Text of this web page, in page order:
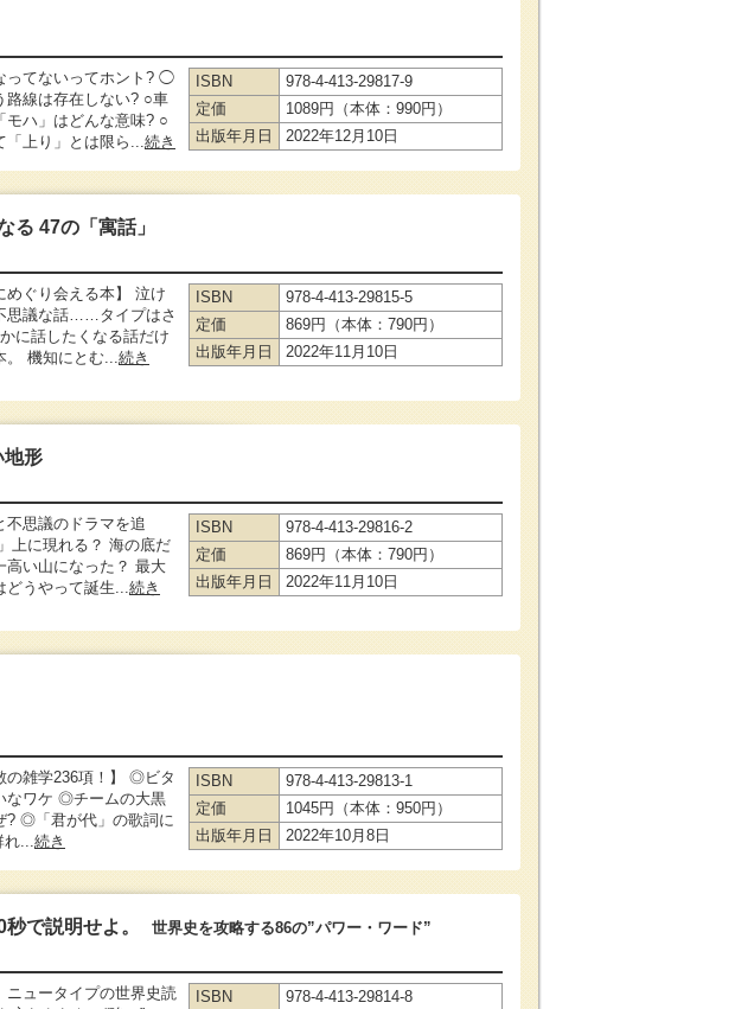
ってないってホント? ◯
路線は存在しない? ○車
モハ」はどんな意味? ○
「上り」とは限ら...続き
ISBN
978-4-413-29817-9
定価
1089円（本体：990円）
出版年月日
2022年12月10日
る 47の「寓話」
めぐり会える本】 泣け
思議な話……タイプはさ
に話したくなる話だけ
。 機知にとむ...続き
ISBN
978-4-413-29815-5
定価
869円（本体：790円）
出版年月日
2022年11月10日
地形
不思議のドラマを追
上に現れる？ 海の底だ
高い山になった？ 最大
どうやって誕生...続き
ISBN
978-4-413-29816-2
定価
869円（本体：790円）
出版年月日
2022年11月10日
の雑学236項！】 ◎ビタ
なワケ ◎チームの大黒
? ◎「君が代」の歌詞に
れ...続き
ISBN
978-4-413-29813-1
定価
1045円（本体：950円）
出版年月日
2022年10月8日
で説明せよ。
世界史を攻略する86の”パワー・ワード”
ニュータイプの世界史読
ISBN 978-4-413-29814-8